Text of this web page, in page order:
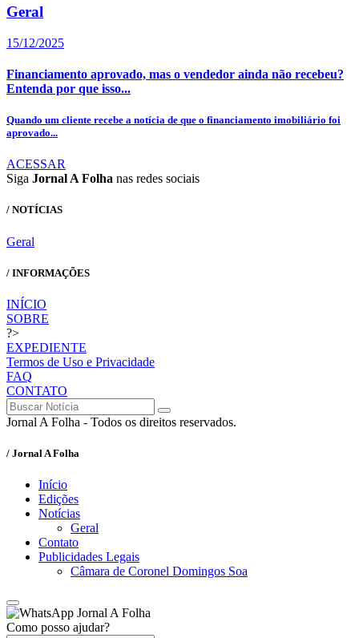
Geral
15/12/2025
Financiamento aprovado, mas o vendedor ainda não recebeu?
Entenda por que isso...
Quando um cliente recebe a notícia de que o financiamento imobiliário foi
aprovado...
ACESSAR
Siga Jornal A Folha nas redes sociais
/ NOTÍCIAS
Geral
/ INFORMAÇÕES
INÍCIO
SOBRE
?>
EXPEDIENTE
Termos de Uso e Privacidade
FAQ
CONTATO
Jornal A Folha - Todos os direitos reservados.
/ Jornal A Folha
Início
Edições
Notícias
Geral
Contato
Publicidades Legais
Câmara de Coronel Domingos Soa
Jornal A Folha
Como posso ajudar?